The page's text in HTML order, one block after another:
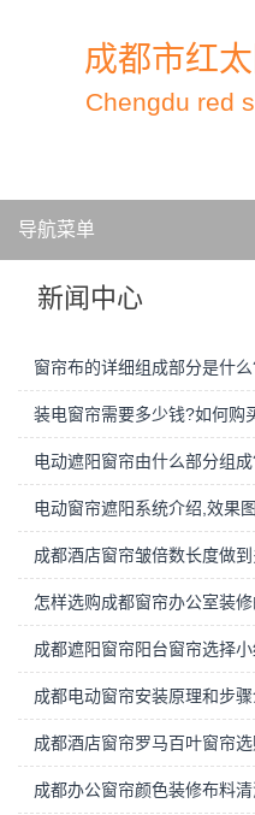
成都市红
Chengdu red
导航菜单
新闻中心
窗帘布的详细组成部分是什
装电窗帘需要多少钱?如何购
电动遮阳窗帘由什么部分组
电动窗帘遮阳系统介绍,效果
成都酒店窗帘皱倍数长度做
怎样选购成都窗帘办公室装
成都遮阳窗帘阳台窗帘选择
成都电动窗帘安装原理和步
成都酒店窗帘罗马百叶窗帘
成都办公窗帘颜色装修布料